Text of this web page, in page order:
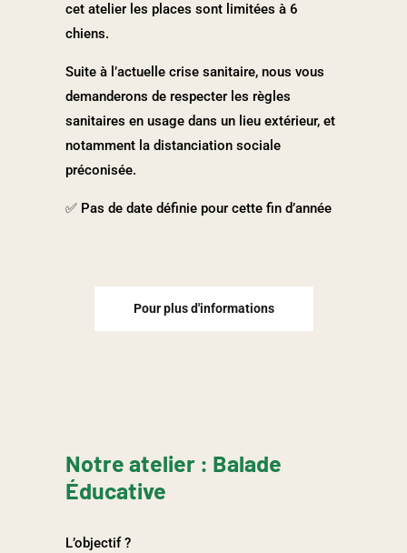
cet atelier les places sont limitées à 6
chiens.
Suite à l’actuelle crise sanitaire, nous vous
demanderons de respecter les règles
sanitaires en usage dans un lieu extérieur, et
notamment la distanciation sociale
préconisée.
✅ Pas de date définie pour cette fin d’année
Pour plus d'informations
Notre atelier : Balade
Éducative
L’objectif ?